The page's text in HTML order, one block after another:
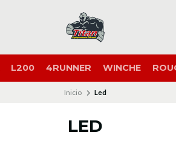
L200 4RUNNER WINCHE
Inicio Led
LED